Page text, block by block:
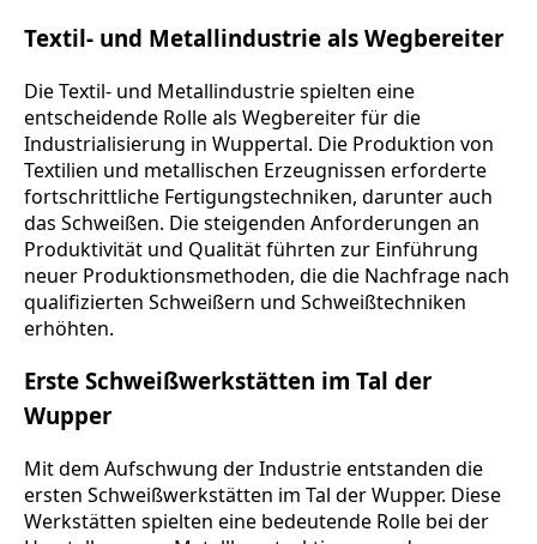
Textil- und Metallindustrie als Wegbereiter
Die Textil- und Metallindustrie spielten eine
entscheidende Rolle als Wegbereiter für die
Industrialisierung in Wuppertal. Die Produktion von
Textilien und metallischen Erzeugnissen erforderte
fortschrittliche Fertigungstechniken, darunter auch
das Schweißen. Die steigenden Anforderungen an
Produktivität und Qualität führten zur Einführung
neuer Produktionsmethoden, die die Nachfrage nach
qualifizierten Schweißern und Schweißtechniken
erhöhten.
Erste Schweißwerkstätten im Tal der
Wupper
Mit dem Aufschwung der Industrie entstanden die
ersten Schweißwerkstätten im Tal der Wupper. Diese
Werkstätten spielten eine bedeutende Rolle bei der